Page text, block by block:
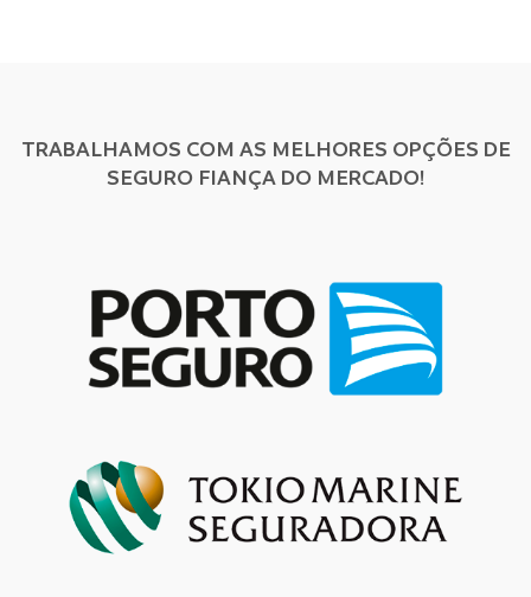
TRABALHAMOS COM AS MELHORES OPÇÕES DE
SEGURO FIANÇA DO MERCADO!